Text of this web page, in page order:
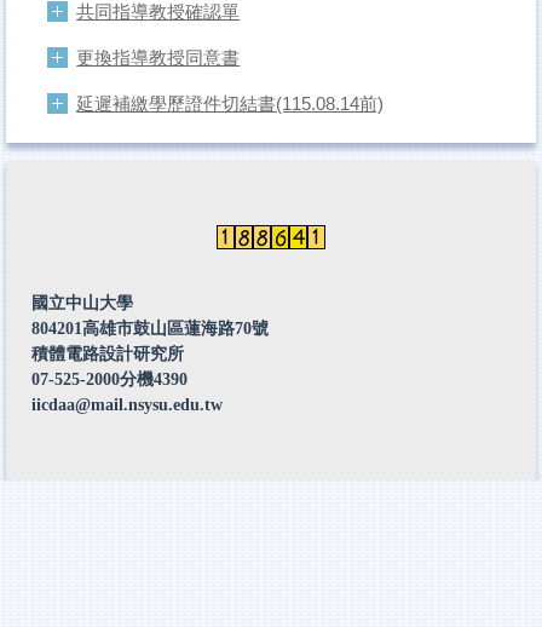
共同指導教授確認單
更換指導教授同意書
延遲補繳學歷證件切結書(115.08.14前)
國立中山大學
804201高雄市鼓山區蓮海路70號
積體電路設計研究所
07-525-2000分機4390
iicdaa@mail.nsysu.edu.tw